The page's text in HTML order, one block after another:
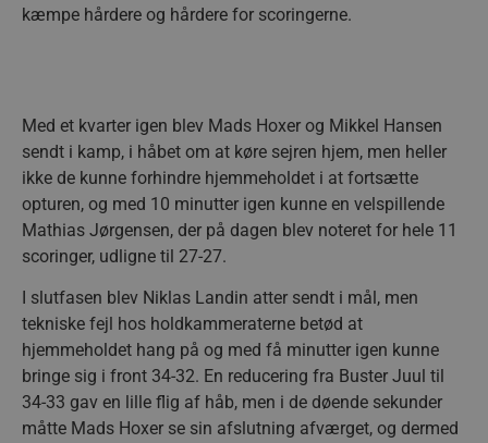
kæmpe hårdere og hårdere for scoringerne.
Med et kvarter igen blev Mads Hoxer og Mikkel Hansen
sendt i kamp, i håbet om at køre sejren hjem, men heller
ikke de kunne forhindre hjemmeholdet i at fortsætte
opturen, og med 10 minutter igen kunne en velspillende
Mathias Jørgensen, der på dagen blev noteret for hele 11
scoringer, udligne til 27-27.
I slutfasen blev Niklas Landin atter sendt i mål, men
tekniske fejl hos holdkammeraterne betød at
hjemmeholdet hang på og med få minutter igen kunne
bringe sig i front 34-32. En reducering fra Buster Juul til
34-33 gav en lille flig af håb, men i de døende sekunder
måtte Mads Hoxer se sin afslutning afværget, og dermed